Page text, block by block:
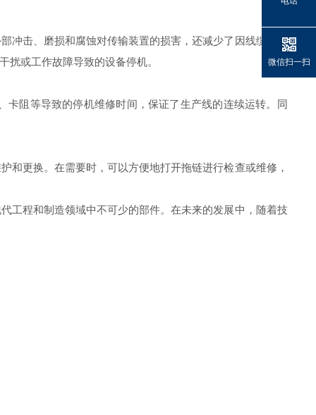
击、磨损和腐蚀对传输装置的损害，还减少了因线缆或管
或工作故障导致的设备停机。
阻等导致的停机维修时间，保证了生产线的连续运转。同
更换。在需要时，可以方便地打开拖链进行检查或维修，
程和制造领域中不可少的部件。在未来的发展中，随着技
微信扫一扫